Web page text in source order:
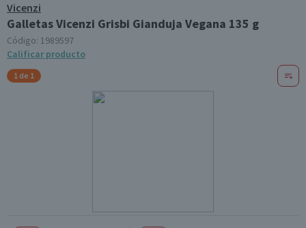
Vicenzi
Galletas Vicenzi Grisbi Gianduja Vegana 135 g
Código: 1989597
Calificar producto
1 de 1